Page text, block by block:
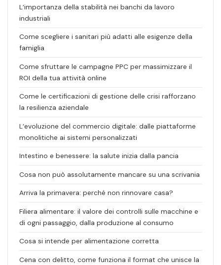
L’importanza della stabilità nei banchi da lavoro
industriali
Come scegliere i sanitari più adatti alle esigenze della
famiglia
Come sfruttare le campagne PPC per massimizzare il
ROI della tua attività online
Come le certificazioni di gestione delle crisi rafforzano
la resilienza aziendale
L’evoluzione del commercio digitale: dalle piattaforme
monolitiche ai sistemi personalizzati
Intestino e benessere: la salute inizia dalla pancia
Cosa non può assolutamente mancare su una scrivania
Arriva la primavera: perché non rinnovare casa?
Filiera alimentare: il valore dei controlli sulle macchine e
di ogni passaggio, dalla produzione al consumo
Cosa si intende per alimentazione corretta
Cena con delitto, come funziona il format che unisce la